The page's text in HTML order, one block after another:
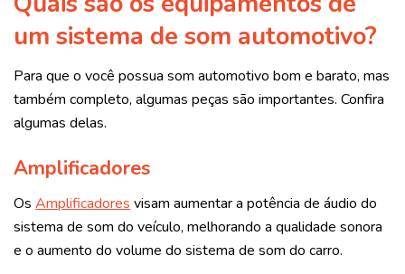
um sistema de som automotivo?
Para que o você possua som automotivo bom e barato, mas
também completo, algumas peças são importantes. Confira
algumas delas.
Amplificadores
Os Amplificadores visam aumentar a potência de áudio do
sistema de som do veículo, melhorando a qualidade sonora
e o aumento do volume do sistema de som do carro.